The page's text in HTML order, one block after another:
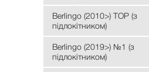
Berlingo (2010>) TOP (з
підлокітником)
Berlingo (2019>) №1 (з
підлокітником)